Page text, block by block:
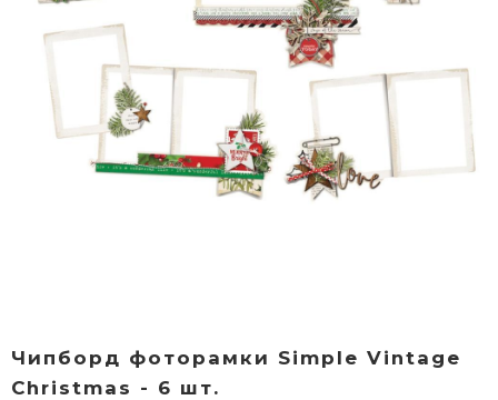
Чипборд фоторамки Simple Vintage
Christmas - 6 шт.